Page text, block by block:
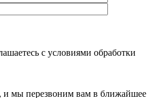
с условиями обработки
и мы перезвоним вам в ближайшее